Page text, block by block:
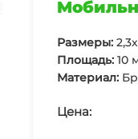
Размеры:
Площадь:10
Материал:
Цена: